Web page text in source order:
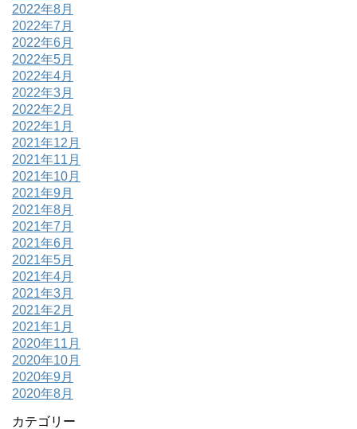
2022年8月
2022年7月
2022年6月
2022年5月
2022年4月
2022年3月
2022年2月
2022年1月
2021年12月
2021年11月
2021年10月
2021年9月
2021年8月
2021年7月
2021年6月
2021年5月
2021年4月
2021年3月
2021年2月
2021年1月
2020年11月
2020年10月
2020年9月
2020年8月
カテゴリー